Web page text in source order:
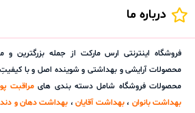
درباره ما
فروشگاه اینترنتی ارس مارکت از جمله بزرگترین و
محصولات آرایشی و بهداشتی و شوینده اصل و با
محصولات فروشگاه شامل دسته بندی هایمراقبت
بهداشت بانوان ،بهداشت آقایان، بهداشت دهان و